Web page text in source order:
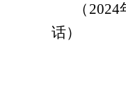
（
话）